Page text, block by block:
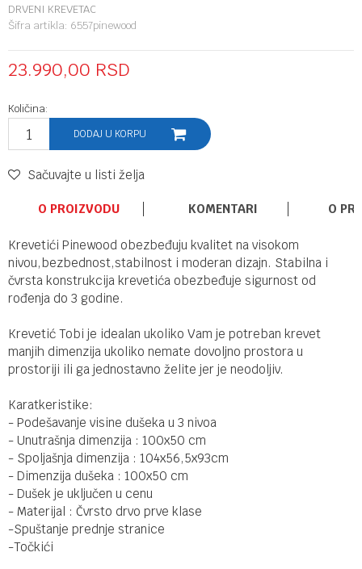
DRVENI KREVETAC
Šifra artikla: 6557pinewood
23.990,00 RSD
Količina:
DODAJ U KORPU
Sačuvajte u listi želja
O PROIZVODU KOMENTARI O
Krevetići Pinewood obezbeđuju kvalitet na visokom
nivou,bezbednost,stabilnost i moderan dizajn. Stabilna i
čvrsta konstrukcija krevetića obezbeđuje sigurnost od
rođenja do 3 godine.
Krevetić Tobi je idealan ukoliko Vam je potreban krevet
manjih dimenzija ukoliko nemate dovoljno prostora u
prostoriji ili ga jednostavno želite jer je neodoljiv.
Karatkeristike:
- Podešavanje visine dušeka u 3 nivoa
- Unutrašnja dimenzija : 100x50 cm
- Spoljašnja dimenzija : 104x56,5x93cm
- Dimenzija dušeka : 100x50 cm
- Dušek je uključen u cenu
- Materijal : Čvrsto drvo prve klase
-Spuštanje prednje stranice
-Točkići